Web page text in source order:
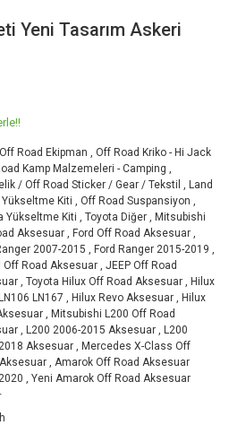
Yeni Tasarım Askeri
Road Ekipman ,Off Road Kriko - Hi Jack
Kamp Malzemeleri - Camping
/ Off Road Sticker / Gear / Tekstil
,Land
Yükseltme Kiti
,Off Road Suspansiyon
Yükseltme Kiti
,Toyota Diğer ,Mitsubishi
Aksesuar
,Ford Off Road Aksesuar
2007-2015
,Ford Ranger 2015-2019
Off Road Aksesuar
,JEEP Off Road
,Toyota Hilux Off Road Aksesuar ,Hilux
LN167
,Hilux Revo Aksesuar ,Hilux
,Mitsubishi L200 Off Road
,L200 2006-2015 Aksesuar ,L200
Aksesuar
,Mercedes X-Class Off
Amarok Off Road Aksesuar
,Yeni Amarok Off Road Aksesuar